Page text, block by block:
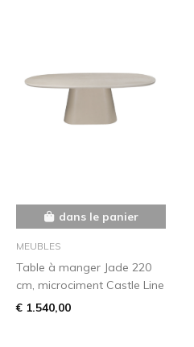
dans le panier
MEUBLES
Table à manger Jade 220
cm, microciment Castle Line
€ 1.540,00